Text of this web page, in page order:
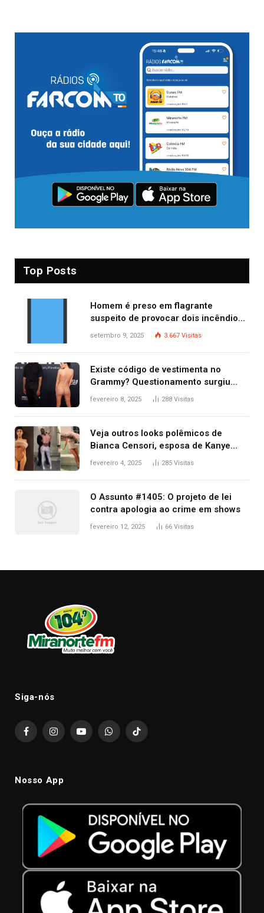
Top Posts
Homem é preso em flagrante
suspeito de provocar dois incêndios
criminosos no mesmo dia
setembro 9, 2025 3.667 Visitas
Existe código de vestimenta no
Grammy? Questionamento surgiu
após Bianca Censori, mulher de
fevereiro 8, 2025 288 Visitas
Veja outros looks polêmicos de
Bianca Censori, esposa de Kanye
West que apareceu nua no Grammy
fevereiro 4, 2025 285 Visitas
O Assunto #1405: O projeto de lei
contra apologia ao crime em shows
fevereiro 12, 2025 66 Visitas
Siga-nós
FacebookInstagramYouTubeWhatsAppTikTok
Nosso App